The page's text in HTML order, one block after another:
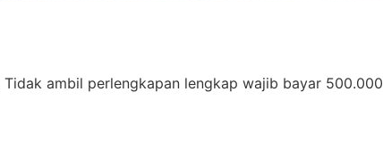
Tidak ambil perlengkapan lengkap wajib bayar 500.000